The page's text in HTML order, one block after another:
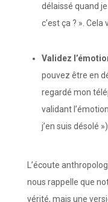
délaissé quand
c’est ça ? ». Cela
Validez
pouvez être en
regardé mon
validant
j’en suis désolé »).
L’écoute
nous rappelle que
vérité, mais une